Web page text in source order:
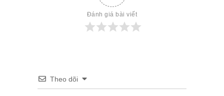
Đánh giá bài viết
Theo dõi